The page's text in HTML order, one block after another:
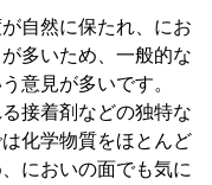
自然に保たれ、にお
多いため、一般的な
意見が多いです。
接着剤などの独特な
化学物質をほとんど
においの面でも気に